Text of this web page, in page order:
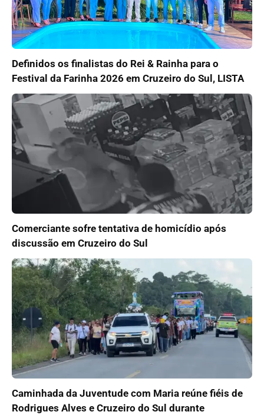
Definidos os finalistas do Rei & Rainha para o
Festival da Farinha 2026 em Cruzeiro do Sul, LISTA
Comerciante sofre tentativa de homicídio após
discussão em Cruzeiro do Sul
Caminhada da Juventude com Maria reúne fiéis de
Rodrigues Alves e Cruzeiro do Sul durante